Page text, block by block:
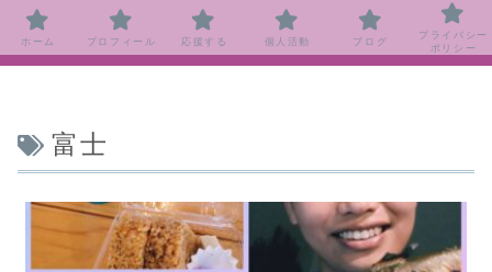
富士
ホーム プロフィール 応援する 個人活動 ブログ
プライバシー
ポリシー